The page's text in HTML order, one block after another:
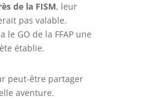
de la FISM, leur
pas valable.
le GO de la FFAP une
établie.
peut-être partager
aventure.